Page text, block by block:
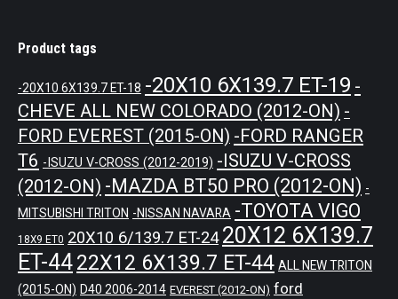
Product tags
-20X10 6X139.7 ET-18 -20X10 6X139.7 ET-19 -
CHEVE ALL NEW COLORADO (2012-ON) -
FORD EVEREST (2015-ON) -FORD RANGER
T6 -ISUZU V-CROSS (2012-2019) -ISUZU V-CROSS
(2012-ON) -MAZDA BT50 PRO (2012-ON) -
MITSUBISHI TRITON -NISSAN NAVARA -TOYOTA VIGO
18X9 ET0 20X10 6/139.7 ET-24 20X12 6X139.7
ET-4422X12 6X139.7 ET-44 ALL NEW TRITON
(2015-ON) D40 2006-2014 EVEREST (2012-ON) ford